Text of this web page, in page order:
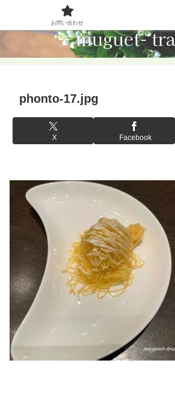
phonto-17.jpg
X Facebook
お問い合わせ